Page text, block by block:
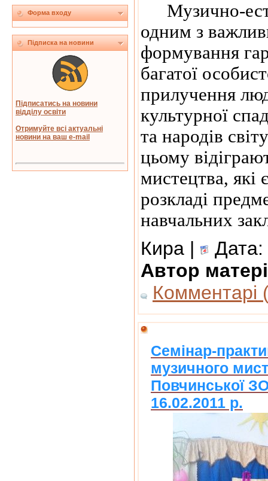
Форма входу
Підписка на новини
Підписатись на новини
відділу освіти
Отримуйте всі актуальні
новини на ваш e-mail
Музично-
одним з
формування
багатої
прилучення
культурної
та народів
цьому
мистецтва, які
розкладі
навчальних
Кира |
Дата:
Автор
Комментарі
Семінар-
музичного
Повчинської
16.02.2011 р.